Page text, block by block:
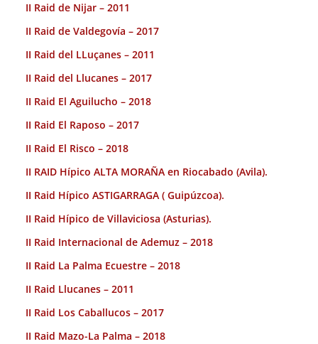
II Raid de Nijar – 2011
II Raid de Valdegovía – 2017
II Raid del LLuçanes – 2011
II Raid del Llucanes – 2017
II Raid El Aguilucho – 2018
II Raid El Raposo – 2017
II Raid El Risco – 2018
II RAID Hípico ALTA MORAÑA en Riocabado (Avila).
II Raid Hípico ASTIGARRAGA ( Guipúzcoa).
II Raid Hípico de Villaviciosa (Asturias).
II Raid Internacional de Ademuz – 2018
II Raid La Palma Ecuestre – 2018
II Raid Llucanes – 2011
II Raid Los Caballucos – 2017
II Raid Mazo-La Palma – 2018